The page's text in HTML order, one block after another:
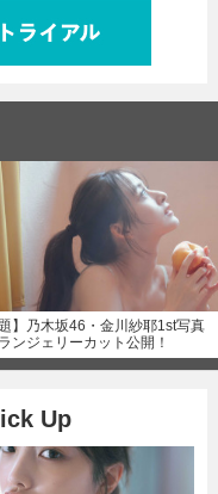
題】乃木坂46・金川紗耶1st写真
ンジェリーカット公開！
Up